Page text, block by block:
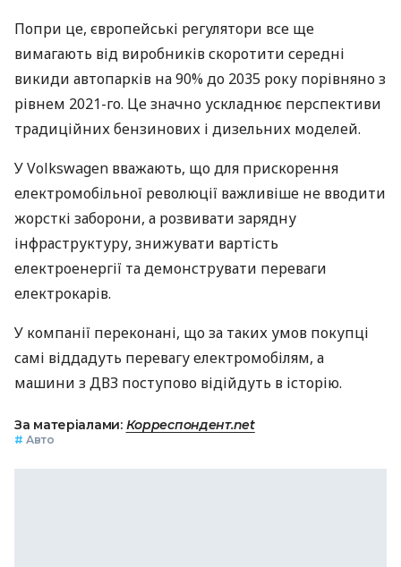
Попри це, європейські регулятори все ще
вимагають від виробників скоротити середні
викиди автопарків на 90% до 2035 року порівняно з
рівнем 2021-го. Це значно ускладнює перспективи
традиційних бензинових і дизельних моделей.
У Volkswagen вважають, що для прискорення
електромобільної революції важливіше не вводити
жорсткі заборони, а розвивати зарядну
інфраструктуру, знижувати вартість
електроенергії та демонструвати переваги
електрокарів.
У компанії переконані, що за таких умов покупці
самі віддадуть перевагу електромобілям, а
машини з ДВЗ поступово відійдуть в історію.
За матеріалами: Корреспондент.net
# Авто